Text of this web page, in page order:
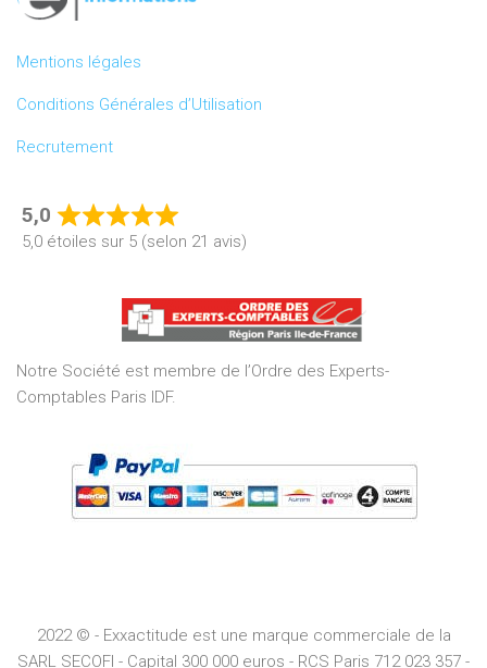
Mentions légales
Conditions Générales d’Utilisation
Recrutement
5,0
Rated
5,0
of
5
5,0 étoiles sur 5 (selon 21 avis)
Notre Société est membre de l’Ordre des Experts-
Comptables Paris IDF.
2022 © - Exxactitude est une marque commerciale de la
SARL SECOFI - Capital 300 000 euros - RCS Paris 712 023 357 -